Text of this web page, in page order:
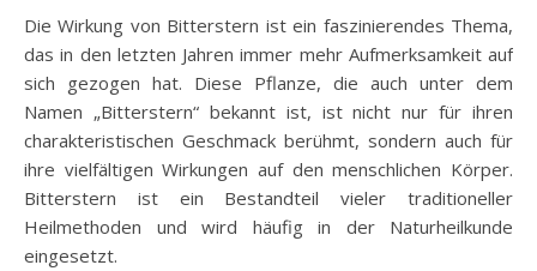
Die Wirkung von Bitterstern ist ein faszinierendes Thema,
das in den letzten Jahren immer mehr Aufmerksamkeit auf
sich gezogen hat. Diese Pflanze, die auch unter dem
Namen „Bitterstern“ bekannt ist, ist nicht nur für ihren
charakteristischen Geschmack berühmt, sondern auch für
ihre vielfältigen Wirkungen auf den menschlichen Körper.
Bitterstern ist ein Bestandteil vieler traditioneller
Heilmethoden und wird häufig in der Naturheilkunde
eingesetzt.